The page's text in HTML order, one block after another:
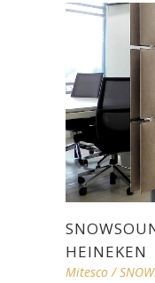
HEINEKEN
Mitesco/